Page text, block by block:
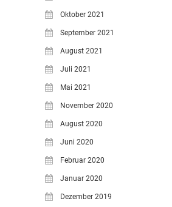
Oktober 2021
September 2021
August 2021
Juli 2021
Mai 2021
November 2020
August 2020
Juni 2020
Februar 2020
Januar 2020
Dezember 2019